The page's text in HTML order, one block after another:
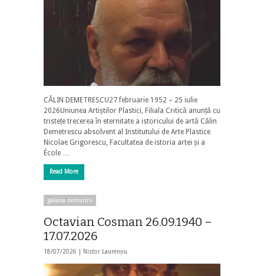
CĂLIN DEMETRESCU27 februarie 1952 – 25 iulie
2026Uniunea Artiștilor Plastici, Filiala Critică anunță cu
tristețe trecerea în eternitate a istoricului de artă Călin
Demetrescu absolvent al Institutului de Arte Plastice
Nicolae Grigorescu, Facultatea de istoria artei și a
École …
Read More
galaxia nemuririi
Octavian Cosman 26.09.1940 –
17.07.2026
18/07/2026 | Nistor Laurențiu